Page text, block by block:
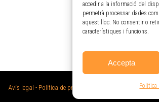
accedir a la informació del
permetrà processar dades
aquest lloc. No consentir o
característiques i funcions.
Accepta
Política
Avís legal - Política de privacitat olítica de cookies-